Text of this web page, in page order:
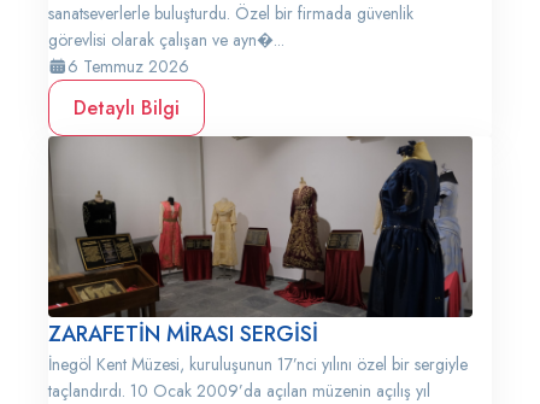
sanatseverlerle buluşturdu. Özel bir firmada güvenlik
görevlisi olarak çalışan ve ayn�...
6 Temmuz 2026
Detaylı Bilgi
ZARAFETİN MİRASI SERGİSİ
İnegöl Kent Müzesi, kuruluşunun 17’nci yılını özel bir sergiyle
taçlandırdı. 10 Ocak 2009’da açılan müzenin açılış yıl